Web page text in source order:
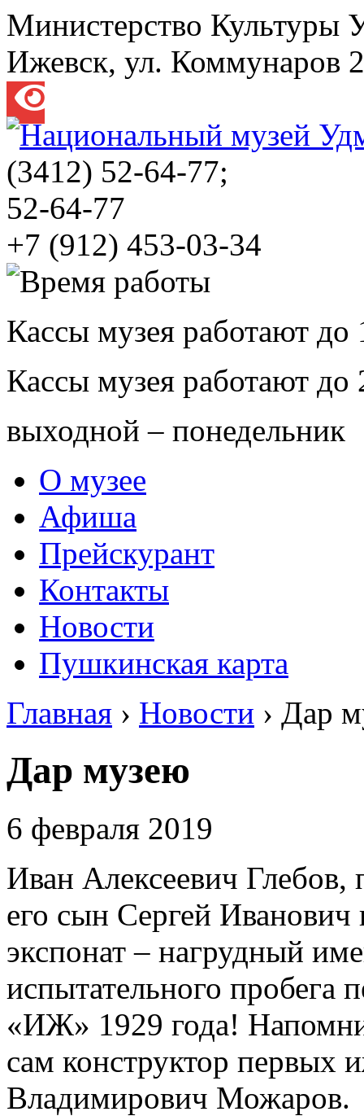
Министерство Культуры
Ижевск, ул. Коммунаров
(3412) 52-64-77;
52-64-77
+7 (912) 453-03-34
Кассы музея работают до
Кассы музея работают
выходной – понедельник
О музее
Афиша
Прейскурант
Контакты
Новости
Пушкинская карта
Главная › Новости › Дар
Дар музею
6 февраля 2019
Иван Алексеевич
его сын Сергей
экспонат – нагрудный
испытательного пробега
«ИЖ» 1929 года!
сам конструктор первых
Владимирович Можаров.